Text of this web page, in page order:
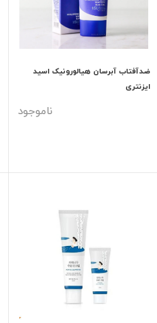
ضدآفتاب آبرسان هیالورونیک اسید
ایزنتری
ناموجود